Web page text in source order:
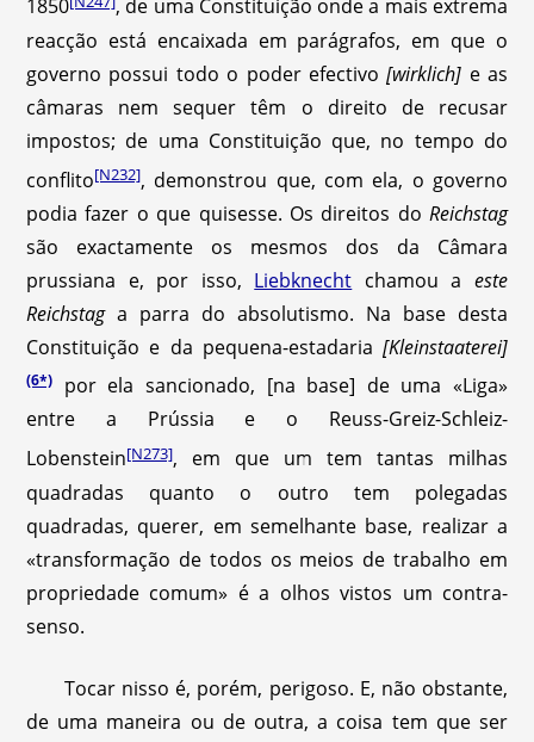
1850
, de uma Constituição onde a mais extrema
reacção está encaixada em parágrafos, em que o
governo possui todo o poder efectivo[wirklich] e as
câmaras nem sequer têm o direito de recusar
impostos; de uma Constituição que, no tempo do
conflito[N232], demonstrou que, com ela, o governo
podia fazer o que quisesse. Os direitos do Reichstag
são exactamente os mesmos dos da Câmara
prussiana e, por isso, Liebknecht chamou a este
Reichstaga parra do absolutismo. Na base desta
Constituição e da pequena-estadaria [Kleinstaaterei]
(6*)
por ela sancionado, [na base] de uma «Liga»
entre a Prússia e o Reuss-Greiz-Schleiz-
Lobenstein[N273], em que um tem tantas milhas
quadradas quanto o outro tem polegadas
quadradas, querer, em semelhante base, realizar a
«transformação de todos os meios de trabalho em
propriedade comum» é a olhos vistos um contra-
senso.
Tocar nisso é, porém, perigoso. E, não obstante,
de uma maneira ou de outra, a coisa tem que ser